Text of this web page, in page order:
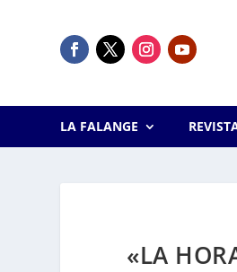
LA FALANGE
«LA